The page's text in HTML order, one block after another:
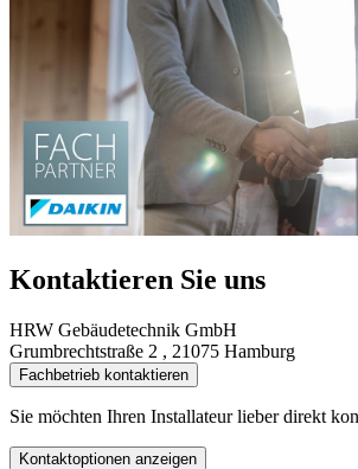
Kontaktieren Sie uns
HRW Gebäudetechnik GmbH
Grumbrechtstraße 2 , 21075 Hamburg
Fachbetrieb kontaktieren
Sie möchten Ihren Installateur lieber direkt
Kontaktoptionen anzeigen